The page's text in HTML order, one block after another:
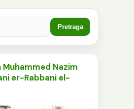
Muhammed Nazim
er-Rabbani el-